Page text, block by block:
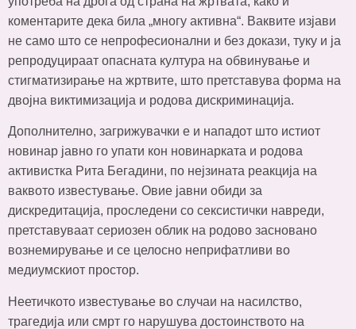
коментарите дека била „многу активна“. Ваквите изјави
не само што се непрофесионални и без докази, туку и ја
репродуцираат опасната култура на обвинување и
стигматизирање на жртвите, што претставува форма на
двојна виктимизација и родова дискриминација.
Дополнително, загрижувачки е и нападот што истиот
новинар јавно го упати кон новинарката и родова
активистка Рита Бегадини, по нејзината реакција на
ваквото известување. Овие јавни обиди за
дискредитација, проследени со сексистички навреди,
претставуваат сериозен облик на родово засновано
вознемирување и се целосно неприфатливи во
медиумскиот простор.
Неетичкото известување во случаи на насилство,
трагедија или смрт го нарушува достоинството на